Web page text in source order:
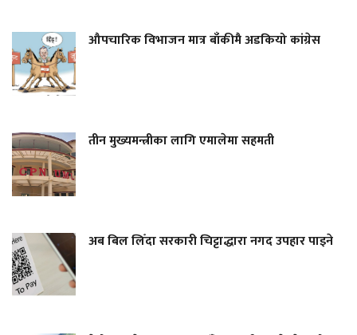
औपचारिक विभाजन मात्र बाँकीमै अडकियो कांग्रेस
तीन मुख्यमन्त्रीका लागि एमालेमा सहमती
अब बिल लिँदा सरकारी चिट्टाद्धारा नगद उपहार पाइने